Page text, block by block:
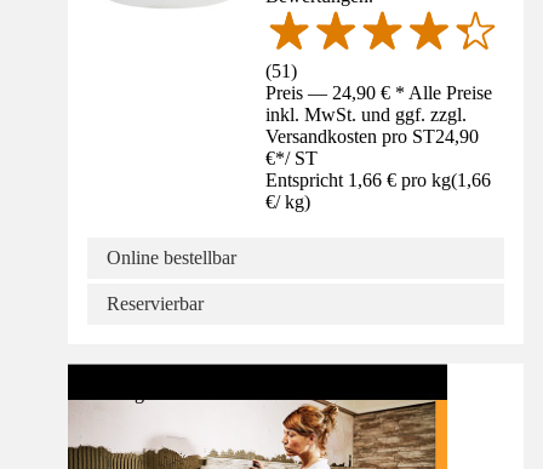
(51)
Preis — 24,90 € * Alle Preise
inkl. MwSt. und ggf. zzgl.
Versandkosten pro ST24,90
€*/ ST
Entspricht 1,66 € pro kg(1,66
€/ kg)
Online bestellbar
Reservierbar